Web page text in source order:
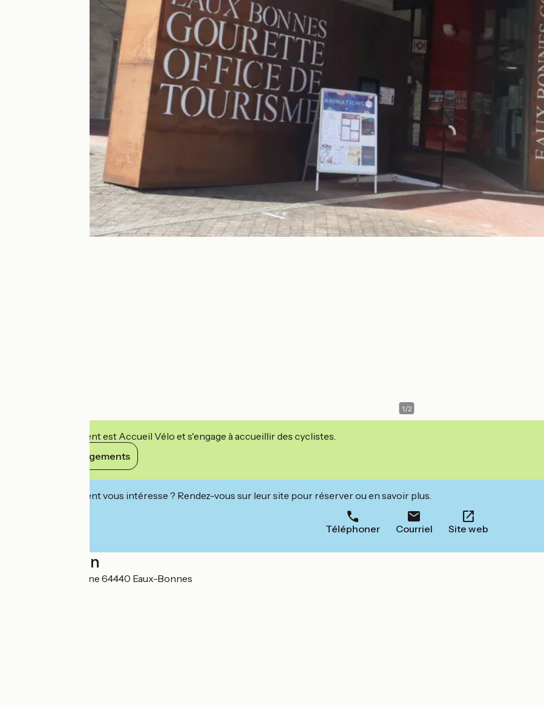
1/2
Cet établissement est Accueil Vélo et s'engage à accueillir des cyclistes.
Voir ses engagements
Cet établissement vous intéresse ? Rendez-vous sur leur site pour réserver ou en savoir plus.
Téléphoner Courriel Site web
Localisation
4 Avenue Castellane 64440 Eaux-Bonnes